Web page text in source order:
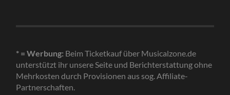
* = Werbung: Beim Ticketkauf über Musicalzone.de
unterstützt ihr unsere Seite und Berichterstattung ohne
Mehrkosten durch Provisionen aus sog. Affiliate-
Partnerschaften.